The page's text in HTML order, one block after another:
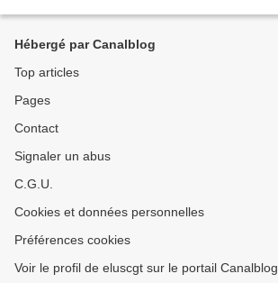
Hébergé par Canalblog
Top articles
Pages
Contact
Signaler un abus
C.G.U.
Cookies et données personnelles
Préférences cookies
Voir le profil de eluscgt sur le portail Canalblog